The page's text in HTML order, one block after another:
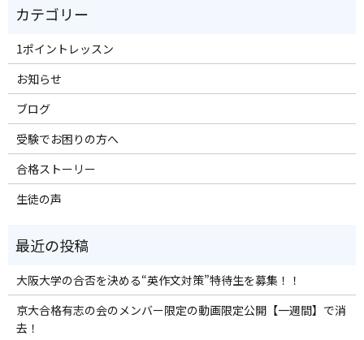
1ポイントレッスン
お知らせ
ブログ
受験でお困りの方へ
合格ストーリー
生徒の声
大阪大学の合否を決める“英作文対策”特待生を募集！！
京大合格有志の会のメンバー限定の動画限定公開【一週間】で消
去！